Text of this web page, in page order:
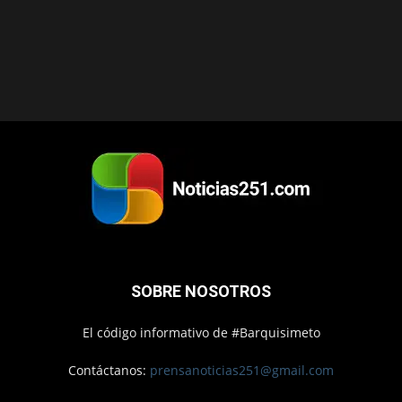
SOBRE NOSOTROS
El código informativo de #Barquisimeto
Contáctanos: prensanoticias251@gmail.com